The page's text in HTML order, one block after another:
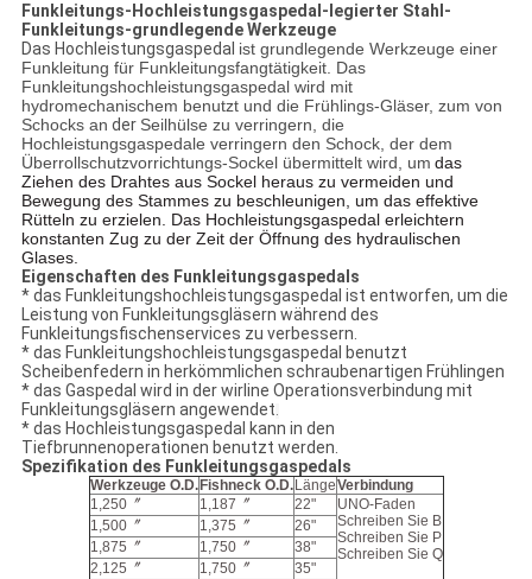
Funkleitungs-Hochleistungsgaspedal-legierter Stahl-
Funkleitungs-grundlegende Werkzeuge
Das Hochleistungsgaspedal ist grundlegende Werkzeuge einer
Funkleitung für Funkleitungsfangtätigkeit. Das
Funkleitungshochleistungsgaspedal wird mit
hydromechanischem benutzt und die Frühlings-Gläser, zum von
Schocks an der Seilhülse zu verringern, die
Hochleistungsgaspedale verringern den Schock, der dem
Überrollschutzvorrichtungs-Sockel übermittelt wird, um das
Ziehen des Drahtes aus Sockel heraus zu vermeiden und
Bewegung des Stammes zu beschleunigen, um das effektive
Rütteln zu erzielen. Das Hochleistungsgaspedal erleichtern
konstanten Zug zu der Zeit der Öffnung des hydraulischen
Glases.
Eigenschaften des Funkleitungsgaspedals
* das Funkleitungshochleistungsgaspedal ist entworfen, um die
Leistung von Funkleitungsgläsern während des
Funkleitungsfischenservices zu verbessern.
* das Funkleitungshochleistungsgaspedal benutzt
Scheibenfedern in herkömmlichen schraubenartigen Frühlingen
* das Gaspedal wird in der wirline Operationsverbindung mit
Funkleitungsgläsern angewendet.
* das Hochleistungsgaspedal kann in den
Tiefbrunnenoperationen benutzt werden.
Spezifikation des Funkleitungsgaspedals
Werkzeuge O.D. Fishneck O.D. LängeVerbindung
1,250〞
1,187〞 22"
UNO-Faden
Schreiben Sie B
Schreiben Sie P
Schreiben Sie Q
1,500〞 1,375〞
26"
1,875〞
1,750〞
38"
2,125〞
1,750〞
35"